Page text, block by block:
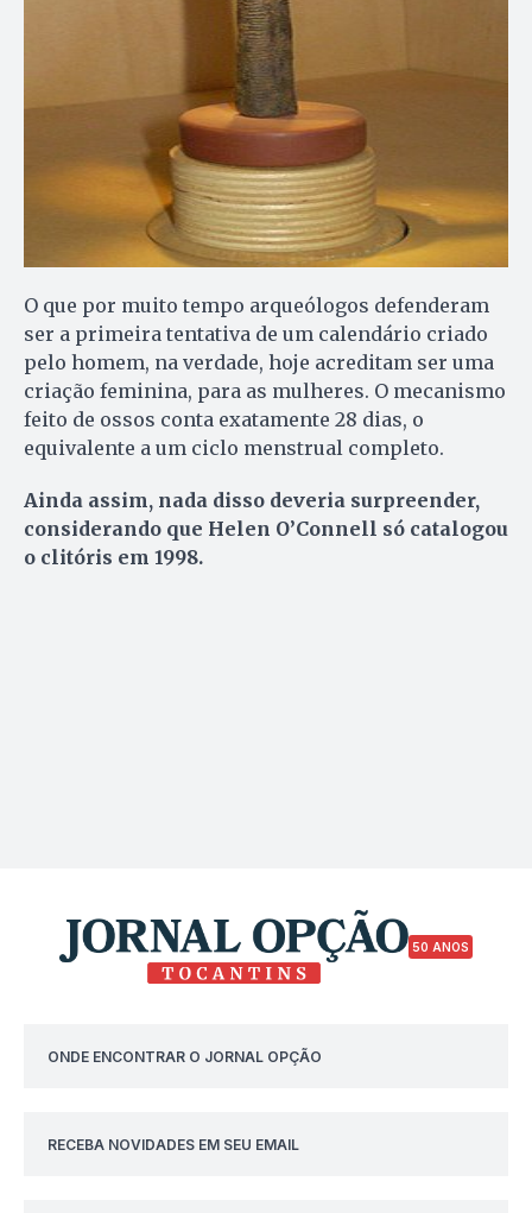
O que por muito tempo arqueólogos defenderam
ser a primeira tentativa de um calendário criado
pelo homem, na verdade, hoje acreditam ser uma
criação feminina, para as mulheres. O mecanismo
feito de ossos conta exatamente 28 dias, o
equivalente a um ciclo menstrual completo.
Ainda assim, nada disso deveria surpreender,
considerando que Helen O’Connell só catalogou
o clitóris em 1998.
50 ANOS
ONDE ENCONTRAR O JORNAL OPÇÃO
RECEBA NOVIDADES EM SEU EMAIL